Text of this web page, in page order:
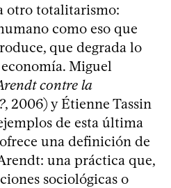
otro totalitarismo:
como eso que
que degrada lo
Miguel
contre la
, 2006) y Étienne Tassin
de esta última
una definición de
una práctica que,
sociológicas o